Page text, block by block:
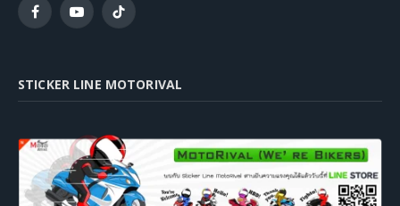
FacebookYouTubeTikTok
STICKER LINE MOTORIVAL